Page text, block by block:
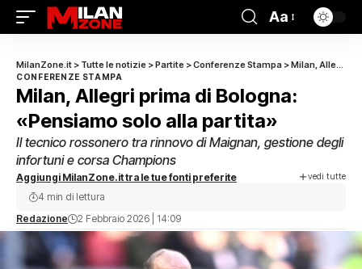
Aa
MilanZone.it > Tutte le notizie >Partite >Conferenze Stampa >Milan, Allegri prima di Bologna: «Pensiamo solo alla partita»
CONFERENZE STAMPA
Milan, Allegri prima di Bologna:
«Pensiamo solo alla partita»
Il tecnico rossonero tra rinnovo di Maignan, gestione degli
infortuni e corsa Champions
Aggiungi MilanZone.it tra le tue fonti preferite vedi tutte
Redazione 2 Febbraio 2026 | 14:09
4 min di lettura